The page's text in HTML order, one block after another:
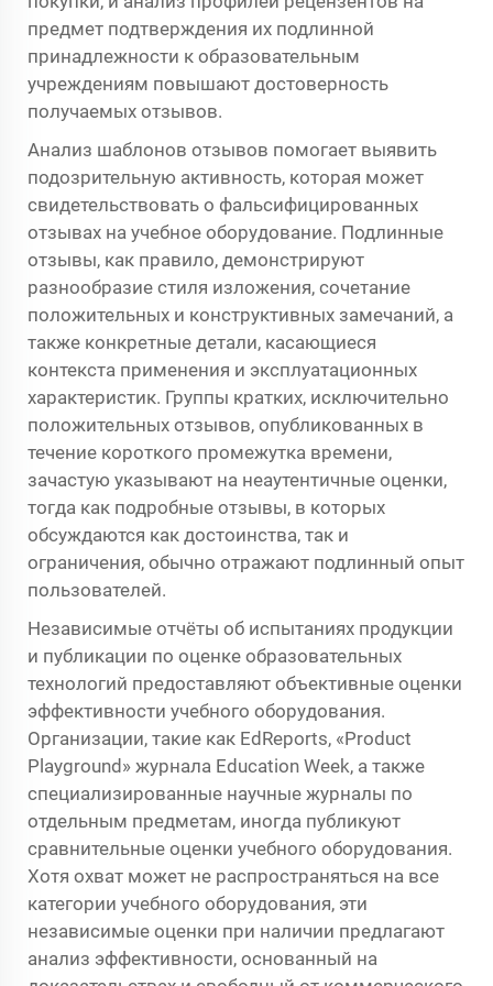
предмет подтверждения их подлинной
принадлежности к образовательным
учреждениям повышают достоверность
получаемых отзывов.
Анализ шаблонов отзывов помогает выявить
подозрительную активность, которая может
свидетельствовать о фальсифицированных
отзывах на учебное оборудование. Подлинные
отзывы, как правило, демонстрируют
разнообразие стиля изложения, сочетание
положительных и конструктивных замечаний, а
также конкретные детали, касающиеся
контекста применения и эксплуатационных
характеристик. Группы кратких, исключительно
положительных отзывов, опубликованных в
течение короткого промежутка времени,
зачастую указывают на неаутентичные оценки,
тогда как подробные отзывы, в которых
обсуждаются как достоинства, так и
ограничения, обычно отражают подлинный опыт
пользователей.
Независимые отчёты об испытаниях продукции
и публикации по оценке образовательных
технологий предоставляют объективные оценки
эффективности учебного оборудования.
Организации, такие как EdReports, «Product
Playground» журнала Education Week, а также
специализированные научные журналы по
отдельным предметам, иногда публикуют
сравнительные оценки учебного оборудования.
Хотя охват может не распространяться на все
категории учебного оборудования, эти
независимые оценки при наличии предлагают
анализ эффективности, основанный на